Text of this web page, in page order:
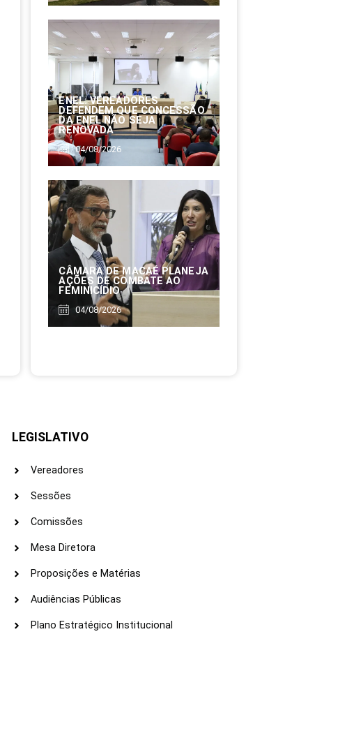
ENEL: VEREADORES
DEFENDEM QUE CONCESSÃO
DA ENEL NÃO SEJA
RENOVADA
04/08/2026
CÂMARA DE MACAÉ PLANEJA
AÇÕES DE COMBATE AO
FEMINICÍDIO
04/08/2026
LEGISLATIVO
Vereadores
Sessões
Comissões
Mesa Diretora
Proposições e Matérias
Audiências Públicas
Plano Estratégico Institucional